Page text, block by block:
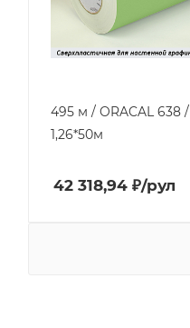
495 м / ORACAL 638 /
1,26*50м
42 318,94 ₽/рул